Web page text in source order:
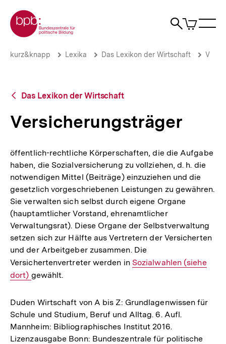
zum
Seiteninhalt
springen
Zur Startseite der bpb
Suche
Artikel
im
Versicherungsträger
Brotkrümelnavigation
Pfadnavigation
kurz&knapp Lexika Das Lexikon der Wirtschaft V
Zurück
Übersicht
Das Lexikon der Wirtschaft
Versicherungsträger
öffentlich-rechtliche Körperschaften, die die Aufgabe
haben, die Sozialversicherung zu vollziehen, d. h. die
notwendigen Mittel (Beiträge) einzuziehen und die
gesetzlich vorgeschriebenen Leistungen zu gewähren.
Sie verwalten sich selbst durch eigene Organe
(hauptamtlicher Vorstand, ehrenamtlicher
Verwaltungsrat). Diese Organe der Selbstverwaltung
setzen sich zur Hälfte aus Vertretern der Versicherten
und der Arbeitgeber zusammen. Die
Versichertenvertreter werden in Interner
Sozialwahlen (siehe
dort) gewählt.
Duden Wirtschaft von A bis Z: Grundlagenwissen für
Schule und Studium, Beruf und Alltag. 6. Aufl.
Mannheim: Bibliographisches Institut 2016.
Lizenzausgabe Bonn: Bundeszentrale für politische